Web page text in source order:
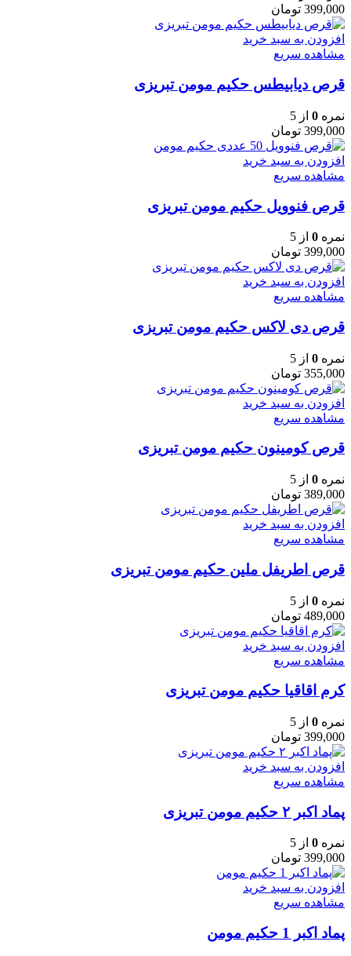
399,000 تومان
افزودن به سبد خرید
مشاهده سریع
قرص دیابیطس حکیم مومن تبریزی
نمره 0 از 5
399,000 تومان
افزودن به سبد خرید
مشاهده سریع
قرص فنوویل حکیم مومن تبریزی
نمره 0 از 5
399,000 تومان
افزودن به سبد خرید
مشاهده سریع
قرص دی لاکس حکیم مومن تبریزی
نمره 0 از 5
355,000 تومان
افزودن به سبد خرید
مشاهده سریع
قرص کومینون حکیم مومن تبریزی
نمره 0 از 5
389,000 تومان
افزودن به سبد خرید
مشاهده سریع
قرص اطریفل ملین حکیم مومن تبریزی
نمره 0 از 5
489,000 تومان
افزودن به سبد خرید
مشاهده سریع
کرم اقاقیا حکیم مومن تبریزی
نمره 0 از 5
399,000 تومان
افزودن به سبد خرید
مشاهده سریع
پماد اکبر ۲ حکیم مومن تبریزی
نمره 0 از 5
399,000 تومان
افزودن به سبد خرید
مشاهده سریع
پماد اکبر 1 حکیم مومن